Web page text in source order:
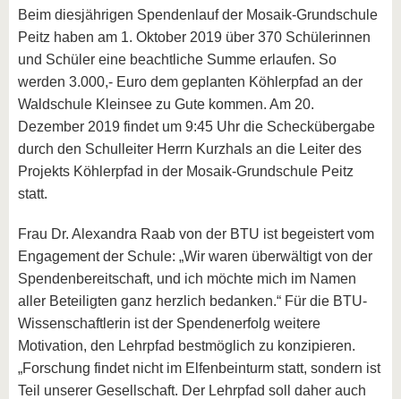
Beim diesjährigen Spendenlauf der Mosaik-Grundschule
Peitz haben am 1. Oktober 2019 über 370 Schülerinnen
und Schüler eine beachtliche Summe erlaufen. So
werden 3.000,- Euro dem geplanten Köhlerpfad an der
Waldschule Kleinsee zu Gute kommen. Am 20.
Dezember 2019 findet um 9:45 Uhr die Scheckübergabe
durch den Schulleiter Herrn Kurzhals an die Leiter des
Projekts Köhlerpfad in der Mosaik-Grundschule Peitz
statt.
Frau Dr. Alexandra Raab von der BTU ist begeistert vom
Engagement der Schule: „Wir waren überwältigt von der
Spendenbereitschaft, und ich möchte mich im Namen
aller Beteiligten ganz herzlich bedanken.“ Für die BTU-
Wissenschaftlerin ist der Spendenerfolg weitere
Motivation, den Lehrpfad bestmöglich zu konzipieren.
„Forschung findet nicht im Elfenbeinturm statt, sondern ist
Teil unserer Gesellschaft. Der Lehrpfad soll daher auch